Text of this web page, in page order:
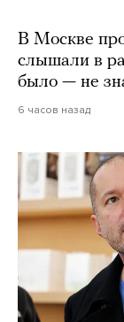
В Москве
слышали в
было — не
6 часов назад